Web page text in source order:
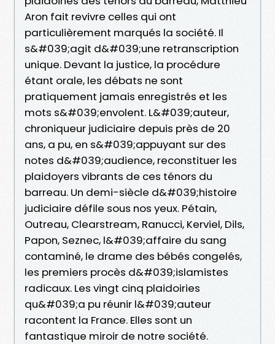
Aron fait revivre celles qui ont
particulièrement marqués la société. Il
s&#039;agit d&#039;une retranscription
unique. Devant la justice, la procédure
étant orale, les débats ne sont
pratiquement jamais enregistrés et les
mots s&#039;envolent. L&#039;auteur,
chroniqueur judiciaire depuis près de 20
ans, a pu, en s&#039;appuyant sur des
notes d&#039;audience, reconstituer les
plaidoyers vibrants de ces ténors du
barreau. Un demi-siècle d&#039;histoire
judiciaire défile sous nos yeux. Pétain,
Outreau, Clearstream, Ranucci, Kerviel, Dils,
Papon, Seznec, l&#039;affaire du sang
contaminé, le drame des bébés congelés,
les premiers procès d&#039;islamistes
radicaux. Les vingt cinq plaidoiries
qu&#039;a pu réunir l&#039;auteur
racontent la France. Elles sont un
fantastique miroir de notre société.